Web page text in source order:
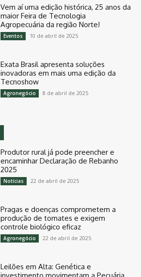
Vem aí uma edição histórica, 25 anos da
maior Feira de Tecnologia
Agropecuária da região Norte!
Eventos 10 de abril de 2025
Exata Brasil apresenta soluções
inovadoras em mais uma edição da
Tecnoshow
Agronegócio 8 de abril de 2025
Produtor rural já pode preencher e
encaminhar Declaração de Rebanho
2025
Notícias 22 de abril de 2025
Pragas e doenças comprometem a
produção de tomates e exigem
controle biológico eficaz
Agronegócio 22 de abril de 2025
Leilões em Alta: Genética e
investimento movimentam a Pecuária